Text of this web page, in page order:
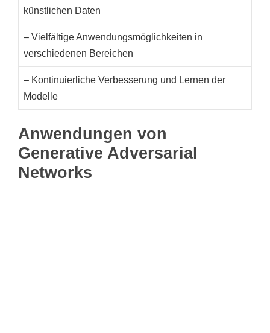
künstlichen Daten
– Vielfältige Anwendungsmöglichkeiten in
verschiedenen Bereichen
– Kontinuierliche Verbesserung und Lernen der
Modelle
Anwendungen von
Generative Adversarial
Networks